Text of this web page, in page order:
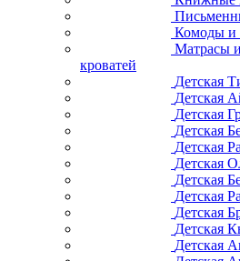
Комоды и
Матрасы
кроватей
Детская
Детская
Детская
Детская
Детская
Детская
Детская
Детская
Детская
Детская
Детская